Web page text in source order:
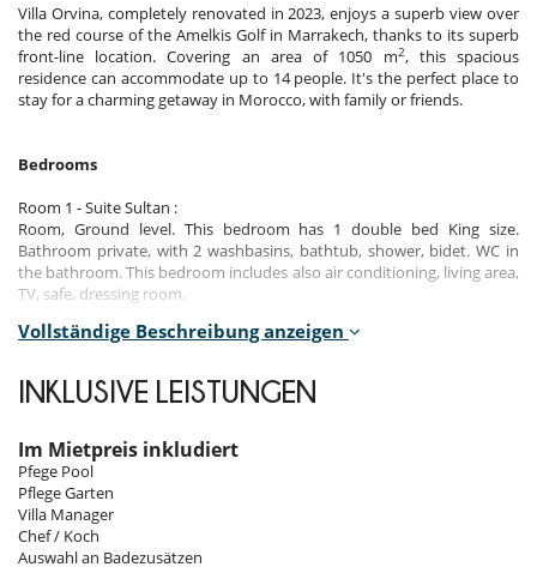
Villa Orvina, completely renovated in 2023, enjoys a superb view over
the red course of the Amelkis Golf in Marrakech, thanks to its superb
front-line location. Covering an area of 1050 m2, this spacious
residence can accommodate up to 14 people. It's the perfect place to
stay for a charming getaway in Morocco, with family or friends.
Bedrooms
Room 1 - Suite Sultan :
Room, Ground level. This bedroom has 1 double bed King size.
Bathroom private, with 2 washbasins, bathtub, shower, bidet. WC in
the bathroom. This bedroom includes also air conditioning, living area,
TV, safe, dressing room.
Room 2 - Suite Pacha :
double bed King size. , with 2 washbasins, bathtub, shower, bidet.
separate WC room. This bedroom includes also air conditioning, TV,
Room 3 - Suite Badhia :
Room, 1st floor. This bedroom has 1 double bed King size four poster
bed. , with shower, bidet. WC in the bathroom. This bedroom includes
also air conditioning, living area, TV, safe.
Vollständige Beschreibung anzeigen
INKLUSIVE LEISTUNGEN
Im Mietpreis inkludiert
Pfege Pool
Pflege Garten
Villa Manager
Chef / Koch
Auswahl an Badezusätzen